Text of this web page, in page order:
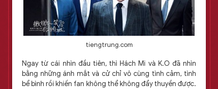
tiengtrung.com
Ngay từ cái nhìn đầu tiên, thì Hách Mi và K.O đã nhìn
bằng những ánh mắt và cử chỉ vô cùng tình cảm, tình
bể bình rồi khiến fan không thể không đẩy thuyền được.